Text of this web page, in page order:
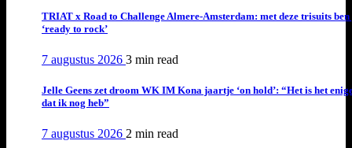
TRIAT x Road to Challenge Almere-Amsterdam: met deze trisuits ben
‘ready to rock’
7 augustus 2026 3 min read
Jelle Geens zet droom WK IM Kona jaartje ‘on hold’: “Het is het
dat ik nog heb”
7 augustus 2026 2 min read